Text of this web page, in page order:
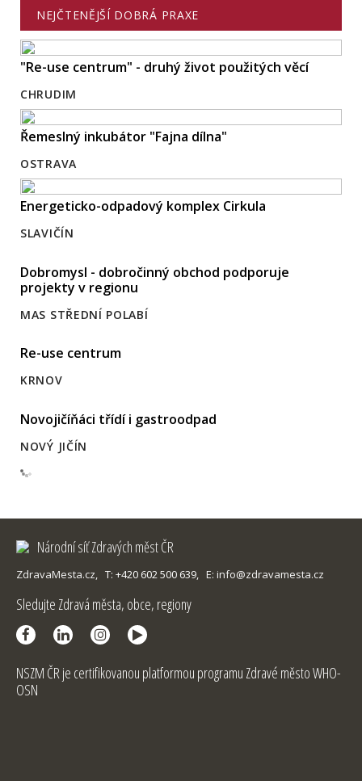
NEJČTENĚJŠÍ DOBRÁ PRAXE
"Re-use centrum" - druhý život použitých věcí
CHRUDIM
Řemeslný inkubátor "Fajna dílna"
OSTRAVA
Energeticko-odpadový komplex Cirkula
SLAVIČÍN
Dobromysl - dobročinný obchod podporuje
projekty v regionu
MAS STŘEDNÍ POLABÍ
Re-use centrum
KRNOV
Novojičíňáci třídí i gastroodpad
NOVÝ JIČÍN
Národní síť Zdravých měst ČR
ZdravaMesta.cz, T: +420 602 500 639, E: info@zdravamesta.cz
Sledujte Zdravá města, obce, regiony
NSZM ČR je certifikovanou platformou programu Zdravé město WHO-
OSN